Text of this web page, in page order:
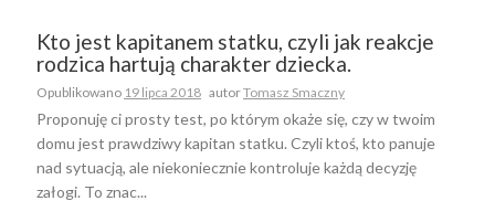
Kto jest kapitanem statku, czyli jak reakcje
rodzica hartują charakter dziecka.
Opublikowano 19 lipca 2018 autorTomasz Smaczny
Proponuję ci prosty test, po którym okaże się, czy w twoim
domu jest prawdziwy kapitan statku. Czyli ktoś, kto panuje
nad sytuacją, ale niekoniecznie kontroluje każdą decyzję
załogi. To znac...